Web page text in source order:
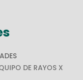
DE RAYOS X